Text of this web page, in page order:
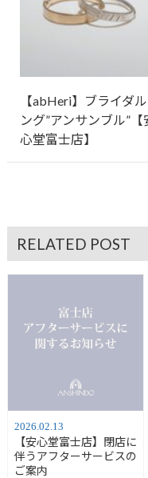
【abHeri】ブライダ
ング”アンサンブル”【
心堂富士店】
RELATED POST
2026.02.13
【安心堂富士店】閉店に
伴うアフターサービスの
ご案内